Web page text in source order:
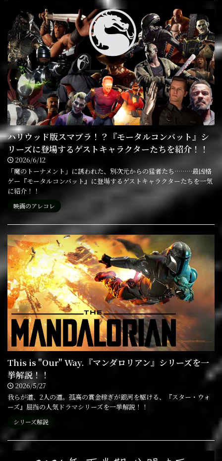
ハリウッド版スマブラ！？『モータルコンバット』シ
リーズに登場するゲストキャラクターたちを紹介！！
2026/6/12
「魔のトーナメント」に誘われた、別次元からの猛者たち………最凶格
ゲー『モータルコンバット』に登場するゲストキャラクターたちを一気
に紹介！！
映画のアレコレ
This is "Our" Way.『マンダロリアン』シリーズを一
挙解説！！
2026/5/27
我らが道、2人の道。孤高の賞金稼ぎが銀河を駆ける、『スター・ウォ
ーズ』屈指の人気ドラマシリーズを一挙解説！！
シリーズ解説